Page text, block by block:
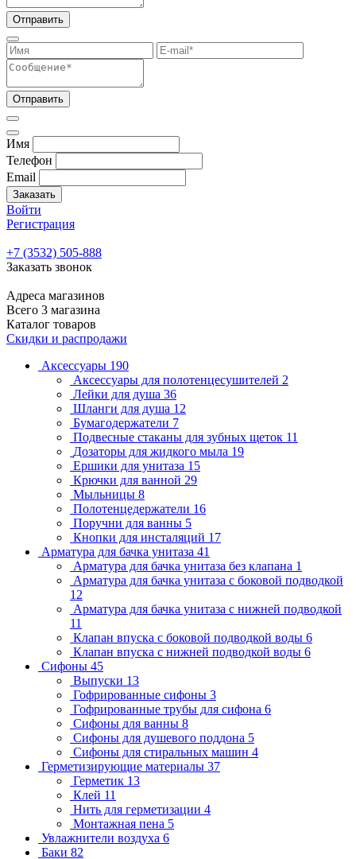
Отправить
Отправить
Имя
Телефон
Email
Заказать
Войти
Регистрация
+7 (3532) 505-888
Заказать звонок
Адреса магазинов
Всего 3 магазина
Каталог товаров
Скидки и распродажи
Аксессуары 190
Аксессуары для полотенцесушителей 2
Лейки для душа 36
Шланги для душа 12
Бумагодержатели 7
Подвесные стаканы для зубных щеток 11
Дозаторы для жидкого мыла 19
Ершики для унитаза 15
Крючки для ванной 29
Мыльницы 8
Полотенцедержатели 16
Поручни для ванны 5
Кнопки для инсталяций 17
Арматура для бачка унитаза 41
Арматура для бачка унитаза без клапана 1
Арматура для бачка унитаза с боковой подводкой
12
Арматура для бачка унитаза с нижней подводкой
11
Клапан впуска с боковой подводкой воды 6
Клапан впуска с нижней подводкой воды 6
Сифоны 45
Выпуски 13
Гофрированные сифоны 3
Гофрированные трубы для сифона 6
Сифоны для ванны 8
Сифоны для душевого поддона 5
Сифоны для стиральных машин 4
Герметизирующие материалы 37
Герметик 13
Клей 11
Нить для герметизации 4
Монтажная пена 5
Увлажнители воздуха 6
Баки 82